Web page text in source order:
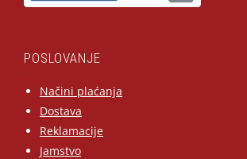
POSLOVANJE
Načini plaćanja
Dostava
Reklamacije
Jamstvo